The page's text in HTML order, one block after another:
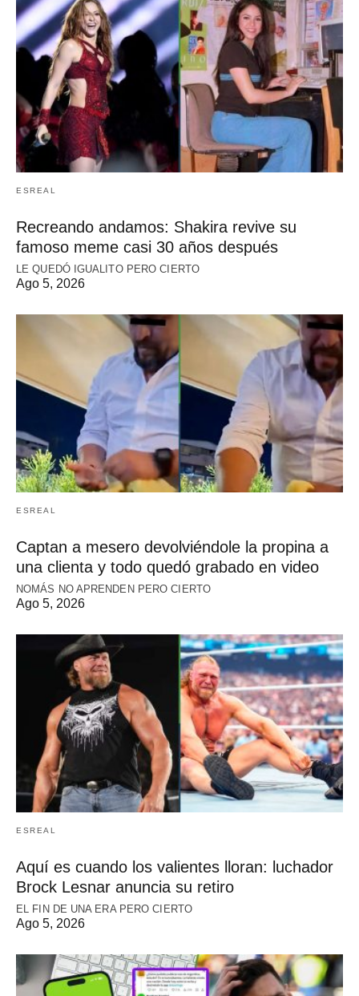
ESREAL
Recreando andamos: Shakira revive su
famoso meme casi 30 años después
LE QUEDÓ IGUALITO PERO CIERTO
Ago 5, 2026
ESREAL
Captan a mesero devolviéndole la propina a
una clienta y todo quedó grabado en video
NOMÁS NO APRENDEN PERO CIERTO
Ago 5, 2026
ESREAL
Aquí es cuando los valientes lloran: luchador
Brock Lesnar anuncia su retiro
EL FIN DE UNA ERA PERO CIERTO
Ago 5, 2026